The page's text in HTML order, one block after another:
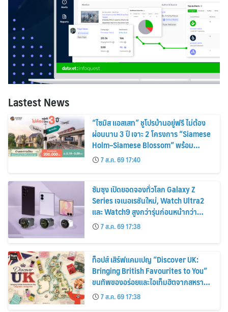
Lastest News
“ไซมิส แอสเสท” ชูโปรบ้านอยู่ฟรี ไม่ต้อง
ผ่อนนาน 3 ปี เจาะ 2 โครงการ “Siamese
Holm–Siamese Blossom” พร้อม
ส่วนลดและสิทธิพิเศษถึง 31 สิงหาคม
2569
7 ส.ค. 69 17:40
ซัมซุง เปิดยอดจองทั่วโลก Galaxy Z
Series เจเนอเรชันใหม่, Watch Ultra2
และ Watch9 สูงกว่ารุ่นก่อนหน้ากว่า
30%7 ส.ค. 69 17:38
ท็อปส์ เสิร์ฟแคมเปญ “Discover UK:
Bringing British Favourites to You”
ขนทัพของอร่อยและไอเท็มฮิตจากสหราช
อาณาจักร ส่งตรงถึงมือตั้งแต่วันนี้ – 18
สิงหาคมนี้
7 ส.ค. 69 17:38